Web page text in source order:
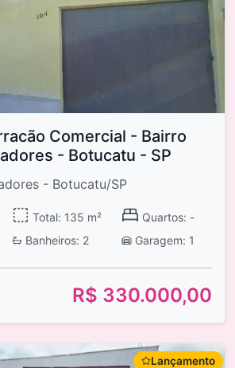
Comercial - Bairro
- Botucatu - SP
- Botucatu/SP
Total: 135 m²
Quartos: -
Banheiros: 2 Garagem: 1
R$ 330.000,00
Lançamento